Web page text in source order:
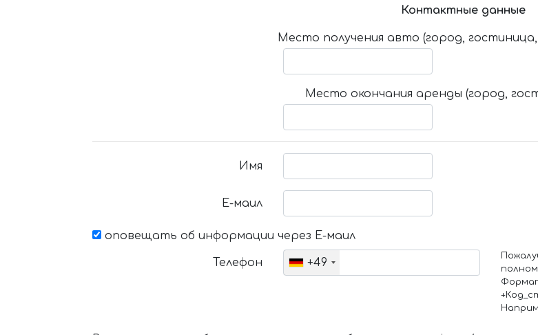
Контактные данные
Место получения авто (город,
Место окончания аренды (город,
Имя
Е-маил
оповещать об информации через Е-маил
Телефон +49